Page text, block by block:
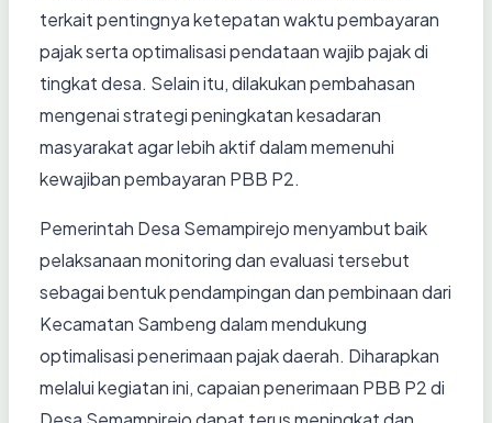
terkait pentingnya ketepatan waktu pembayaran
pajak serta optimalisasi pendataan wajib pajak di
tingkat desa. Selain itu, dilakukan pembahasan
mengenai strategi peningkatan kesadaran
masyarakat agar lebih aktif dalam memenuhi
kewajiban pembayaran PBB P2.
Pemerintah Desa Semampirejo menyambut baik
pelaksanaan monitoring dan evaluasi tersebut
sebagai bentuk pendampingan dan pembinaan dari
Kecamatan Sambeng dalam mendukung
optimalisasi penerimaan pajak daerah. Diharapkan
melalui kegiatan ini, capaian penerimaan PBB P2 di